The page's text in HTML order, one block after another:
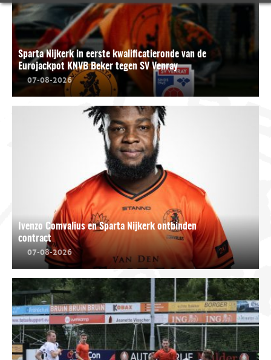
Sparta Nijkerk in eerste kwalificatieronde van de
Eurojackpot KNVB Beker tegen SV Venray
07-08-2026
Ivenzo Comvalius en Sparta Nijkerk ontbinden
contract
07-08-2026